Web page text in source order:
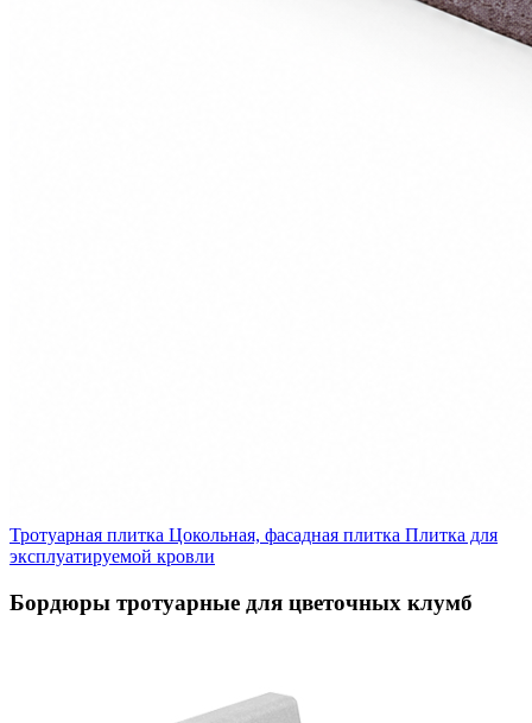
Тротуарная плитка Цокольная, фасадная плитка Плитка для
эксплуатируемой кровли
Бордюры тротуарные для цветочных клумб